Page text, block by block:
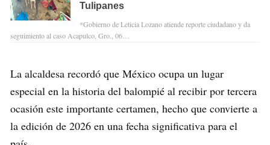
Tulipanes
*Gobierno de Leticia Lozano atiende reporte ciudadano y da
seguimiento al caso Acapulco, Gro., 06…
La alcaldesa recordó que México ocupa un lugar
especial en la historia del balompié al recibir por tercera
ocasión este importante certamen, hecho que convierte a
la edición de 2026 en una fecha significativa para el